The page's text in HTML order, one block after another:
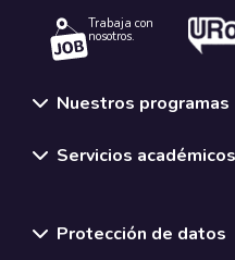
Trabaja con
nosotros.
Nuestros programas
Servicios académicos
Protección de datos